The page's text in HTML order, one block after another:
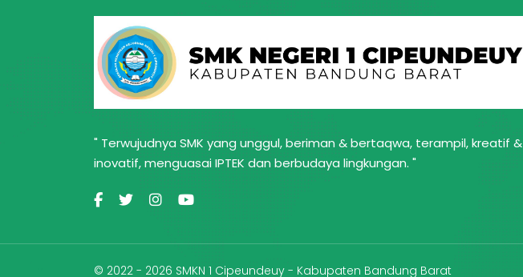
" Terwujudnya SMK yang unggul, beriman & bertaqwa, terampil, kreatif &
inovatif, menguasai IPTEK dan berbudaya lingkungan. "
© 2022 - 2026 SMKN 1 Cipeundeuy - Kabupaten Bandung Barat